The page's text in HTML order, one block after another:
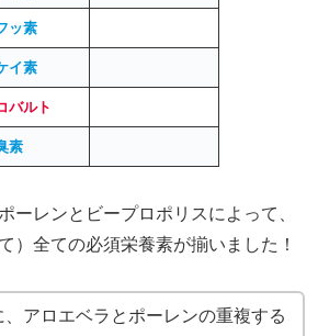
ッ素
イ素
バルト
素
ーレンとビープロポリスによって、
）全ての必須栄養素が揃いました！
、アロエベラとポーレンの重複する